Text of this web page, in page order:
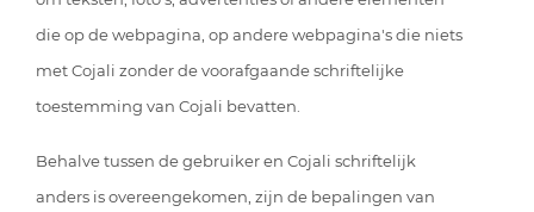
die op de webpagina, op andere webpagina's die niets
met Cojali zonder de voorafgaande schriftelijke
toestemming van Cojali bevatten.
Behalve tussen de gebruiker en Cojali schriftelijk
anders is overeengekomen, zijn de bepalingen van